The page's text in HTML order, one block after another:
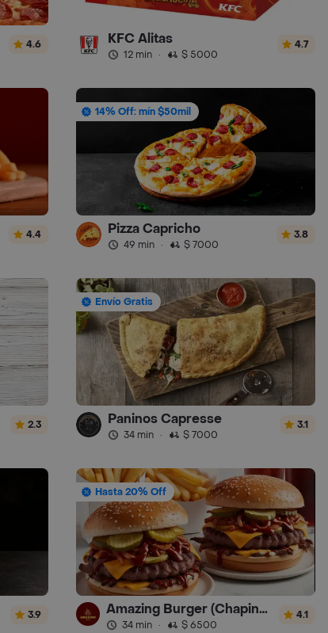
4.6 KFC Alitas
12 min · $ 5000
4.7
4.4
14% Off: mín $50mil
Pizza Capricho
49 min · $ 7000
3.8
2.3
Envío Gratis
Paninos Capresse
34 min · $ 7000
3.1
3.9
Hasta 20% Off
Amazing Burger (Chapinero)
34 min · $ 6500
4.1